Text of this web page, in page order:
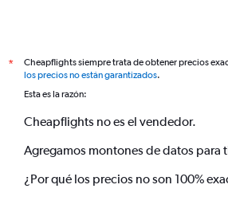
*
Cheapflights siempre trata de obtener precios
los precios no están garantizados.
Esta es la razón:
Cheapflights no es el vendedor.
Agregamos montones de datos para
¿Por qué los precios no son 100%